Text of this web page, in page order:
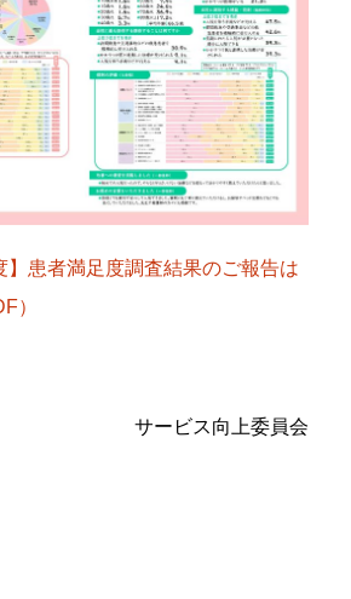
】患者満足度調査結果のご報告は
）
サービス向上委員会